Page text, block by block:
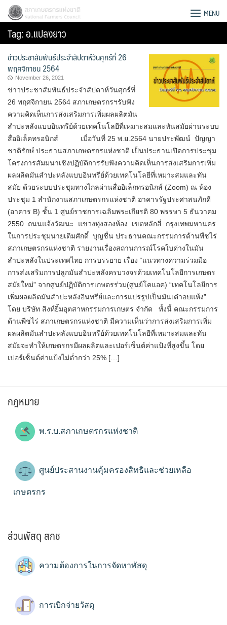
Skip
content
Search
for:
สภาเกษตรกรแห่งชาติ MENU
Tag:อ.แปลงยาว
ข่าวประชาสัมพันธ์ประจำสัปดาห์วันศุกร์ที่ 26
พฤศจิกายน 2564
November 26, 2021
ข่าวประชาสัมพันธ์ประจำสัปดาห์วันศุกร์ที่
26 พฤศจิกายน 2564 สภาเกษตรกรฯรับฟัง
ความคิดเห็นการส่งเสริมการเพิ่มผลผลิตมัน
สำปะหลังแบบอินทรีย์ด้วยเทคโนโลยีที่เหมาะสมและทันสมัยผ่านระบบ
สื่ออิเล็คทรอนิกส์ เมื่อวันที่ 25 พ.ย.2564 นายประพัฒน์ ปัญญา
ชาติรักษ์ ประธานสภาเกษตรกรแห่งชาติ เป็นประธานเปิดการประชุม
โครงการสัมมนาเชิงปฏิบัติการรับฟังความคิดเห็นการส่งเสริมการเพิ่ม
ผลผลิตมันสำปะหลังแบบอินทรีย์ด้วยเทคโนโลยีที่เหมาะสมและทัน
สมัย ด้วยระบบประชุมทางไกลผ่านสื่ออิเล็กทรอนิกส์ (Zoom) ณ ห้อง
ประชุม 1 สำนักงานสภาเกษตรกรแห่งชาติ อาคารรัฐประศาสนภักดี
(อาคาร B) ชั้น 1 ศูนย์ราชการเฉลิมพระเกียรติ 80 พรรษา 5 ธันวาคม
2550 ถนนแจ้งวัฒนะ แขวงทุ่งสองห้อง เขตหลักสี่ กรุงเทพมหานคร
ในการประชุมนายเติมศักดิ์ บุญชื่น ประธานคณะกรรมการด้านพืชไร่
สภาเกษตรกรแห่งชาติ รายงานเรื่องสถานการณ์โรคใบด่างในมัน
สำปะหลังในประเทศไทย การบรรยาย เรื่อง “แนวทางความร่วมมือ
การส่งเสริมการปลูกมันสำปะหลังครบวงจรด้วยเทคโนโลยีการเกษตร
สมัยใหม่” จากศูนย์ปฏิบัติการเกษตรร่วม(ศูนย์โคแอค) “เทคโนโลยีการ
เพิ่มผลผลิตมันสำปะหลังอินทรีย์และการแปรรูปเป็นมันเต๋าอบแห้ง”
โดย บริษัท สิงห์ยิ้มอุตสาหกรรมการเกษตร จำกัด ทั้งนี้ คณะกรรมการ
ด้านพืชไร่ สภาเกษตรกรแห่งชาติ มีความเห็นว่าการส่งเสริมการเพิ่ม
ผลผลิตมันสำปะหลังแบบอินทรีย์ด้วยเทคโนโลยีที่เหมาะสมและทัน
สมัยจะทำให้เกษตรกรมีผลผลิตและเปอร์เซ็นต์ค่าแป้งที่สูงขึ้น โดย
เปอร์เซ็นต์ค่าแป้งไม่ต่ำกว่า 25% […]
กฎหมาย
พ.ร.บ.สภาเกษตรกรแห่งชาติ
ศูนย์ประสานงานคุ้มครองสิทธิและช่วยเหลือ
เกษตรกร
ส่วนพัสดุ สกช
ความต้องการในการจัดหาพัสดุ
การเบิกจ่ายวัสดุ